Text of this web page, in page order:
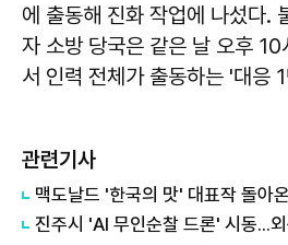
에 출동해 진화 작업에 나섰다.
자 소방 당국은 같은 날 오후
서 인력 전체가 출동하는 '대응
관련기사
진주시 'AI 무인순찰 드론' 시동...